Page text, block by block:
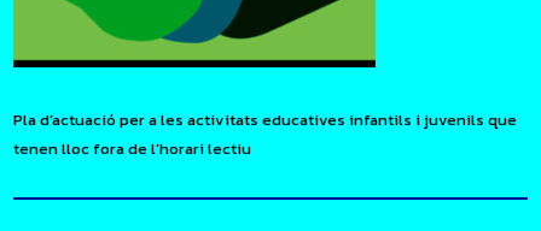
Pla d’actuació per a les activitats educatives infantils i juvenils que
tenen lloc fora de l’horari lectiu